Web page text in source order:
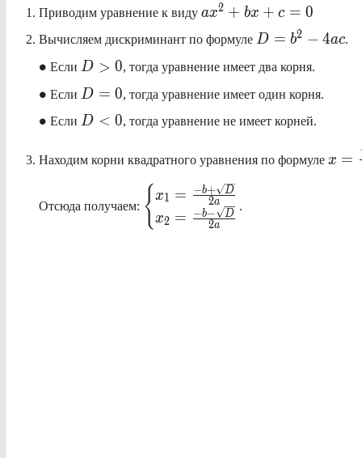
Приводим уравнение к виду ax^2+bx+c=0
ax2 + bx + c = 0
Вычисляем дискриминант по формуле D=b^2-
D = b2 − 4ac.
\bullet
∙ Если D>0
D > 0, тогда уравнение имеет два корня.
\bullet
∙ Если D=0
D = 0, тогда уравнение имеет один корня.
\bullet
∙ Если D<0
D < 0, тогда уравнение не имеет корней.
Находим корни квадратного уравнения по формуле x =
Отсюда получаем:
\displaystyle
\begin{cases}
{x_1=\frac{-
{ x1 = 2a
−b+ D
x2 = 2a
−b− D
.